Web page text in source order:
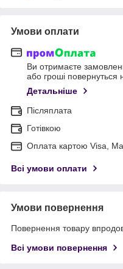
Умови оплати
Ви отримаєте
або гроші повернуться
Детальніше
Післяплата
Готівкою
Оплата картою Visa,
Всі умови оплати
Умови повернення
Повернення товару
Всі умови повернення